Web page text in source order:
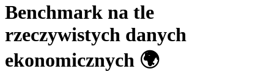
Benchmark na tle
rzeczywistych danych
ekonomicznych 🌍